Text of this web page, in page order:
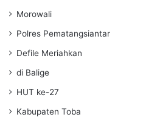
Morowali
Polres Pematangsiantar
Defile Meriahkan
di Balige
HUT ke-27
Kabupaten Toba